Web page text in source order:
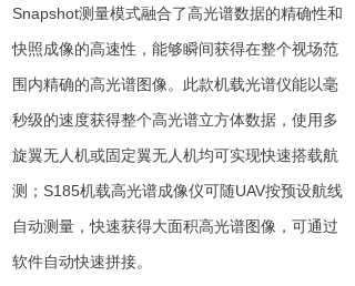
Snapshot测量模式融合了高光谱数据的精确性和
快照成像的高速性，能够瞬间获得在整个视场范
围内精确的高光谱图像。此款机载光谱仪能以毫
秒级的速度获得整个高光谱立方体数据，使用多
旋翼无人机或固定翼无人机均可实现快速搭载航
测 ； S185机载高光谱成像仪可随UAV按预设航线
自动测量，快速获得大面积高光谱图像，可通过
软件自动快速拼接。